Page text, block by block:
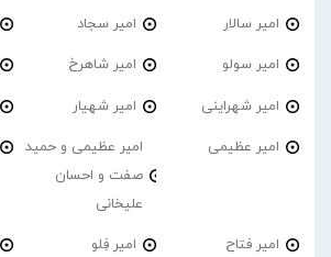
امیر سالار امیر سجاد
امیر سولو امیر شاهرخ
امیر شهراینی امیر شهیار
امیر عظیمی
امیر عظیمی و حمید
صفت و احسان
علیخانی
امیر فتاح امیر فِلو